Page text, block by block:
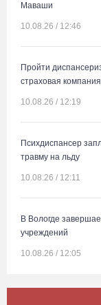
Маваши
10.08.26 / 12:46
Пройти
страховая компания
10.08.26 / 12:19
Психдиспансер
травму на льду
10.08.26 / 12:11
В Вологде
учреждений
10.08.26 / 12:05